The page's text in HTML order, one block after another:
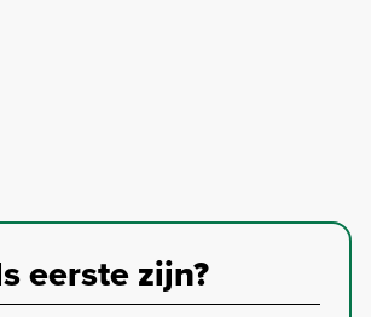
eerste zijn?